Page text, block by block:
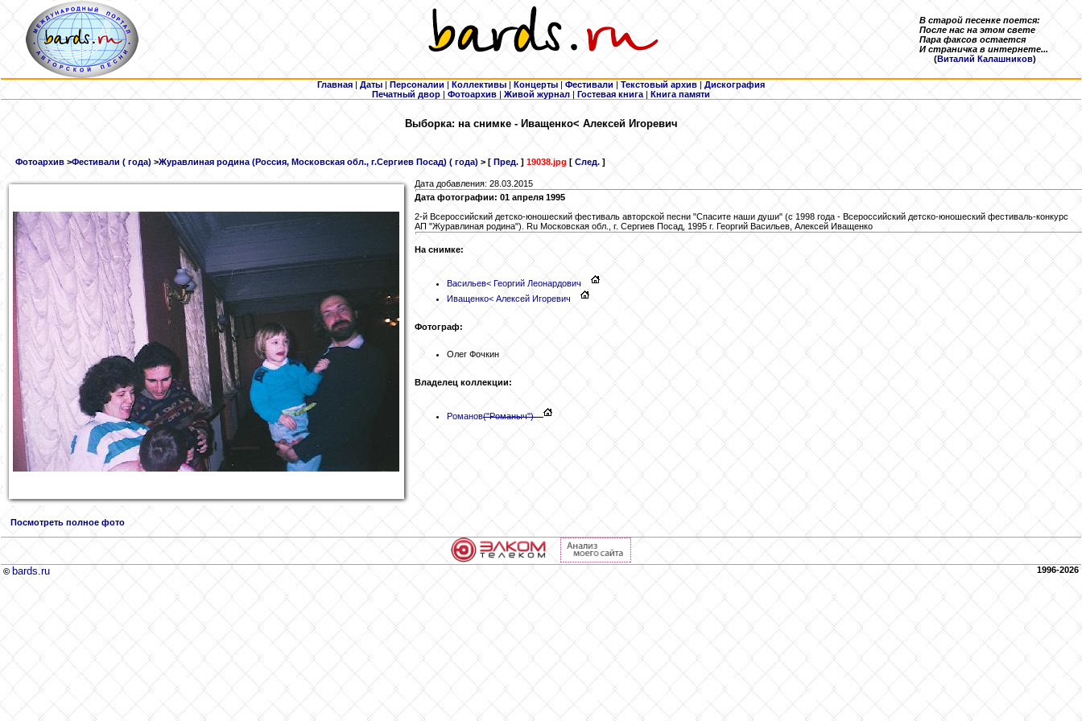
В старой песенке поется:
После нас на этом свете
Пара факсов остается
И страничка в интернете...
(Виталий Калашников)
Главная | Даты | Персоналии | Коллективы | Концерты | Фестивали | Текстовый архив | Дискография
Печатный двор | Фотоархив | Живой журнал |Гостевая книга | Книга памяти
Выборка: на снимке - Иващенко< Алексей Игоревич
Фотоархив >Фестивали ( года) >Журавлиная родина (Россия, Московская обл., г.Сергиев Посад) ( года) > [ Пред. ] 19038.jpg [ След. ]
Дата добавления: 28.03.2015
Дата фотографии: 01 апреля 1995
2-й Всероссийский детско-юношеский фестиваль авторской песни "Спасите наши души" (с 1998 года - Всероссийский детско-юношеский фестиваль-конкурс
АП "Журавлиная родина"). Ru Московская обл., г. Сергиев Посад, 1995 г. Георгий Васильев, Алексей Иващенко
На снимке:
Васильев< Георгий Леонардович
Иващенко< Алексей Игоревич
Фотограф:
Олег Фочкин
Владелец коллекции:
Романов("Романыч")
Посмотреть полное фото
© bards.ru 1996-2026